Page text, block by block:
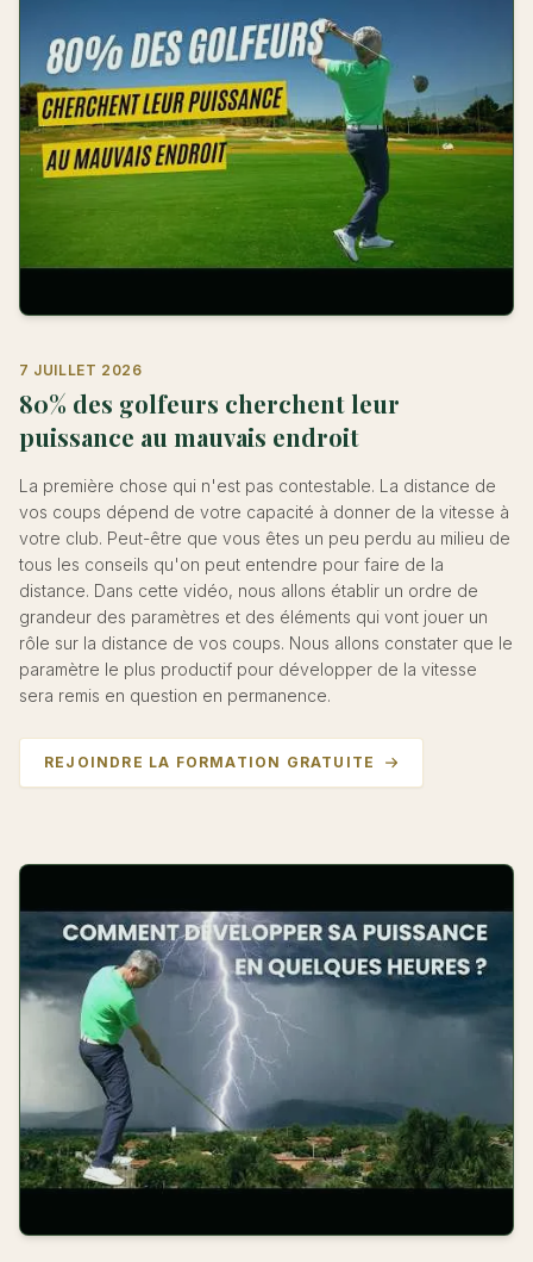
7 JUILLET 2026
80% des golfeurs cherchent leur
puissance au mauvais endroit
La première chose qui n'est pas contestable. La distance de
vos coups dépend de votre capacité à donner de la vitesse à
votre club. Peut-être que vous êtes un peu perdu au milieu de
tous les conseils qu'on peut entendre pour faire de la
distance. Dans cette vidéo, nous allons établir un ordre de
grandeur des paramètres et des éléments qui vont jouer un
rôle sur la distance de vos coups. Nous allons constater que le
paramètre le plus productif pour développer de la vitesse
sera remis en question en permanence.
REJOINDRE LA FORMATION GRATUITE